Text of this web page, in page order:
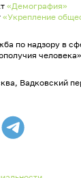
«Демография»
«Укрепление
по надзору в
Вадковский